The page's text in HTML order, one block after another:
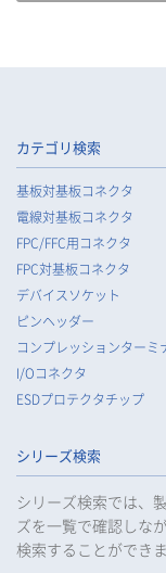
られるよう、必
様等の個人デー
督を行います。
当社は、法令で
等の個人データ
三者に提供する
当社は、法令
ータを提供し
認・記録義務を
9. 当社は、個人情
等の保護を最優
めに合理的な範
みを行います。
カテゴリ検索
基板対基板コネクタ
電線対基板コネクタ
FPC/FFC用コネクタ
FPC対基板コネクタ
デバイスソケット
ピンヘッダー
コンプレッションターミ
I/Oコネクタ
ESDプロテクタチップ
シリーズ検索
シリーズ検索では、
ズを一覧で確認しな
検索することができま